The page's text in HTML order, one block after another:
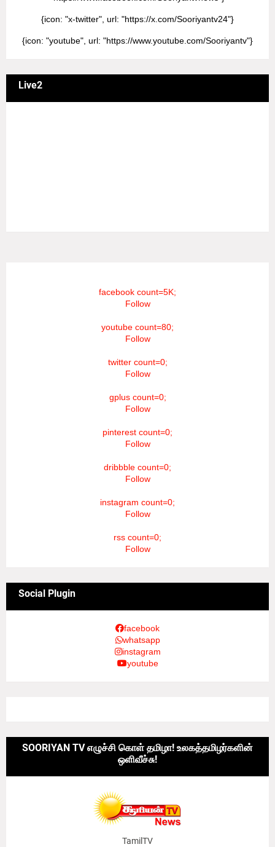
{icon: "x-twitter", url: "https://x.com/Sooriyantv24"}
{icon: "youtube", url: "https://www.youtube.com/Sooriyantv"}
Live2
facebook count=5K;
Follow
youtube count=80;
Follow
twitter count=0;
Follow
gplus count=0;
Follow
pinterest count=0;
Follow
dribbble count=0;
Follow
instagram count=0;
Follow
rss count=0;
Follow
Social Plugin
facebook
whatsapp
instagram
youtube
SOORIYAN TV எழுச்சி கொள் தமிழா! உலகத்தமிழர்களின்
ஒளிவீச்சு!
TamilTV